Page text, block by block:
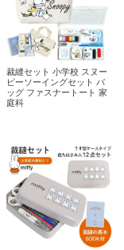
裁縫セット 小学校 スヌー
ピーソーイングセット バ
ッグ ファスナートート 家
庭科